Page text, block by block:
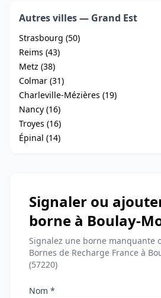
Autres villes — Grand Est
Strasbourg (50)
Reims (43)
Metz (38)
Colmar (31)
Charleville-Mézières (19)
Nancy (16)
Troyes (16)
Épinal (14)
Signaler ou
borne à Boulay-
Signalez une borne manquante
Bornes de Recharge France à
(57220)
Nom *